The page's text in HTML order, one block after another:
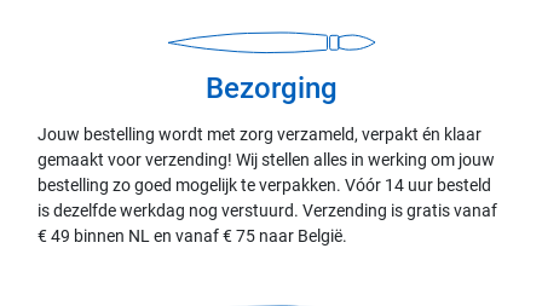
Bezorging
Jouw bestelling wordt met zorg verzameld, verpakt én klaar
gemaakt voor verzending! Wij stellen alles in werking om jouw
bestelling zo goed mogelijk te verpakken. Vóór 14 uur besteld
is dezelfde werkdag nog verstuurd. Verzending is gratis vanaf
€ 49 binnen NL en vanaf € 75 naar België.